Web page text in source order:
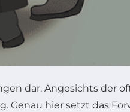
dar. Angesichts der
hier setzt das